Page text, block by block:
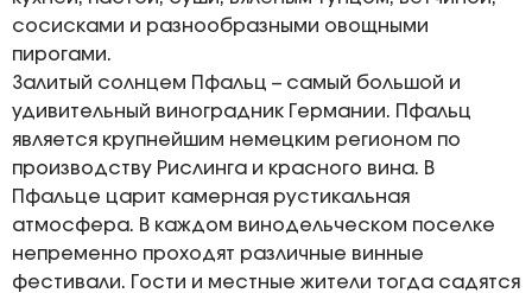
сосисками и разнообразными овощными
пирогами.
Залитый солнцем Пфальц – самый большой и
удивительный виноградник Германии. Пфальц
является крупнейшим немецким регионом по
производству Рислинга и красного вина. В
Пфальце царит камерная рустикальная
атмосфера. В каждом винодельческом поселке
непременно проходят различные винные
фестивали. Гости и местные жители тогда садятся